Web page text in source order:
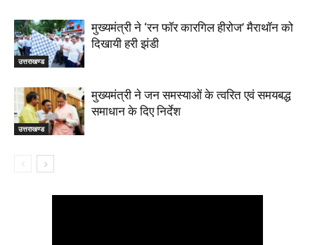
उत्तराखण्ड
मुख्यमंत्री ने ‘रन फॉर कारगिल हीरोज’ मैराथॉन को
दिखायी हरी झंडी
उत्तराखण्ड
मुख्यमंत्री ने जन समस्याओं के त्वरित एवं समयबद्ध
समाधान के दिए निर्देश